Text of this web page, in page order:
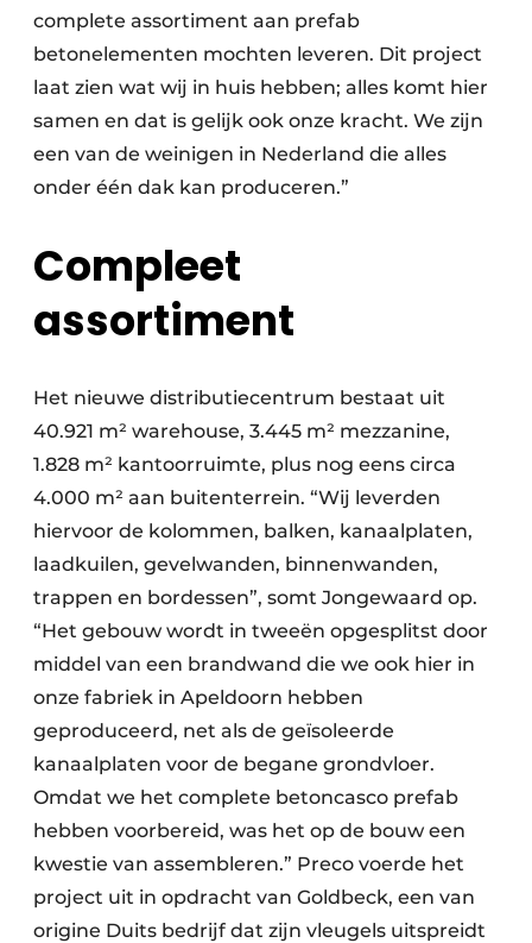
complete assortiment aan prefab
betonelementen mochten leveren. Dit project
laat zien wat wij in huis hebben; alles komt hier
samen en dat is gelijk ook onze kracht. We zijn
een van de weinigen in Nederland die alles
onder één dak kan produceren.”
Compleet
assortiment
Het nieuwe distributiecentrum bestaat uit
40.921 m² warehouse, 3.445 m² mezzanine,
1.828 m² kantoorruimte, plus nog eens circa
4.000 m² aan buitenterrein. “Wij leverden
hiervoor de kolommen, balken, kanaalplaten,
laadkuilen, gevelwanden, binnenwanden,
trappen en bordessen”, somt Jongewaard op.
“Het gebouw wordt in tweeën opgesplitst door
middel van een brandwand die we ook hier in
onze fabriek in Apeldoorn hebben
geproduceerd, net als de geïsoleerde
kanaalplaten voor de begane grondvloer.
Omdat we het complete betoncasco prefab
hebben voorbereid, was het op de bouw een
kwestie van assembleren.” Preco voerde het
project uit in opdracht van Goldbeck, een van
origine Duits bedrijf dat zijn vleugels uitspreidt